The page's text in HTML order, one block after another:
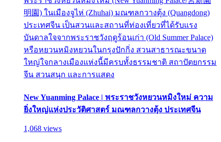
明園) ในเมืองจูไห่ (Zhuhai) มณฑลกวางตุ้ง (Quangdong)
ประเทศจีน เป็นสวนและสถานที่ท่องเที่ยวที่ได้รับแรง
บันดาลใจจากพระราชวังฤดูร้อนเก่า (Old Summer Palace)
หรือหยวนหมิงหยวนในกรุงปักกิ่ง สวนสาธารณะขนาด
ใหญ่ใจกลางเมืองแห่งนี้มีครบทั้งธรรมชาติ สถาปัตยกรรม
จีน สวนสนุก และการแสดง
New Yuanming Palace | พระราชวังหยวนหมิงใหม่ ความ
ยิ่งใหญ่แห่งประวัติศาสตร์ มณฑลกวางตุ้ง ประเทศจีน
1,068 views